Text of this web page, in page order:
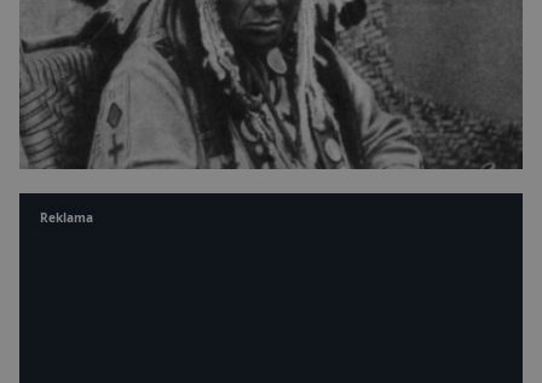
Reklama